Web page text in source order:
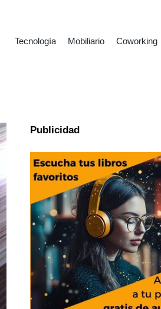
Tecnología Mobiliario Coworking
Publicidad